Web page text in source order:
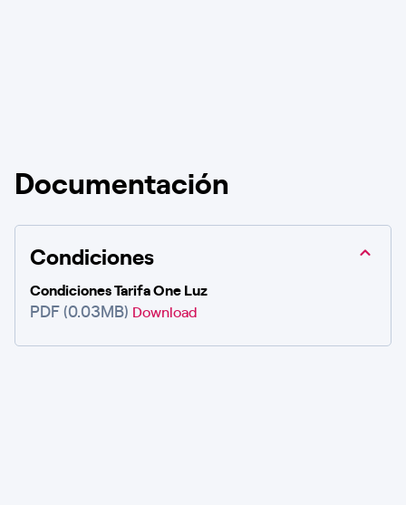
Documentación
Condiciones
Condiciones Tarifa One Luz
PDF (0.03MB) Download